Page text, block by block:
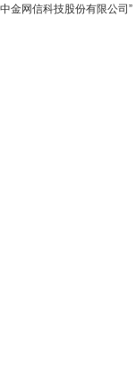
金网信科技股份有限公司